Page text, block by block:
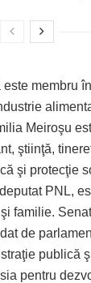
membru
Meiroşu
ştiinţă,
şi protecţie
PNL,
familie.
de
publică
pentru